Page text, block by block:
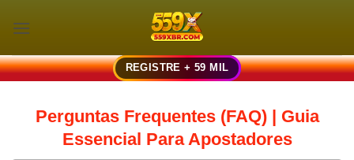
REGISTRE + 59 MIL
Perguntas Frequentes (FAQ) | Guia
Essencial Para Apostadores